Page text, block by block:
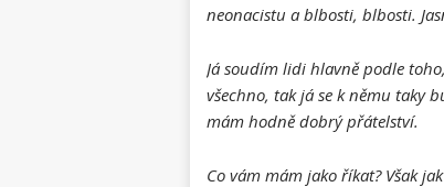
neonacistu a blbosti, blbosti.
Já soudím lidi hlavně podle
všechno, tak já se k němu taky
mám hodně dobrý přátelství.
Co vám mám jako říkat? Však